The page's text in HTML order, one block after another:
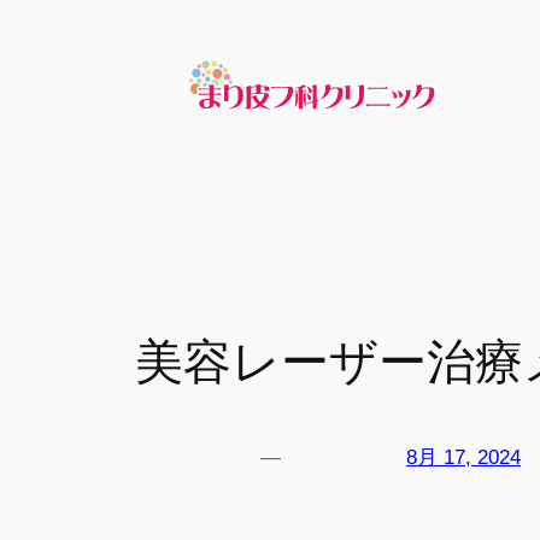
美容レーザー治
— 8月 17, 2024